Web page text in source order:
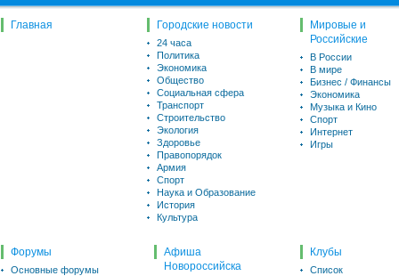
Главная Городские новости
24 часа
Политика
Экономика
Общество
Социальная сфера
Транспорт
Строительство
Экология
Здоровье
Правопорядок
Армия
Спорт
Наука и Образование
История
Культура
Мировые и
Российские
В России
В мире
Бизнес / Финансы
Экономика
Музыка и Кино
Спорт
Интернет
Игры
Форумы
Основные форумы
Афиша
Новороссийска
Клубы
Список